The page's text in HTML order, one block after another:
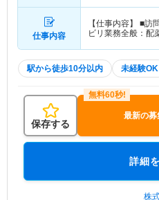
仕事内容
【仕事内容】 ■訪
ビリ業務全般：
駅から徒歩10分以内 未経験OK
保存する
最新の募
詳細
株